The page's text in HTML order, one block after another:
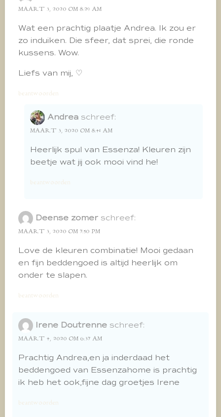
MAART 3, 2020 OM 8:29 AM
Wat een prachtig plaatje Andrea. Ik zou er
zo induiken. Die sfeer, dat sprei, die ronde
kussens. Wow.
Liefs van mij, ♡
beantwoorden
Andrea schreef:
MAART 3, 2020 OM 8:41 AM
Heerlijk spul van Essenza! Kleuren zijn
beetje wat jij ook mooi vind he!
beantwoorden
Deense zomer schreef:
MAART 3, 2020 OM 7:50 PM
Love de kleuren combinatie! Mooi gedaan
en fijn beddengoed is altijd heerlijk om
onder te slapen.
beantwoorden
Irene Doutrenne schreef:
MAART 4, 2020 OM 6:37 AM
Prachtig Andrea,en ja inderdaad het
beddengoed van Essenzahome is prachtig
ik heb het ook,fijne dag groetjes Irene
beantwoorden